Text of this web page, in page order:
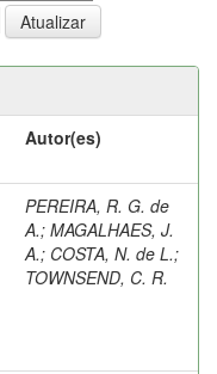
Autor(es)
PEREIRA, R. G. de
A.; MAGALHAES, J.
A.; COSTA, N. de L.;
TOWNSEND, C. R.